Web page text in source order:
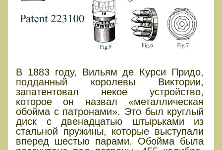
В 1883 году, Вильям де Курси Придо,
подданный королевы Виктории,
запатентовал некое устройство,
которое он назвал «металлическая
обойма с патронами». Это был круглый
диск с двенадцатью штырьками из
стальной пружины, которые выступали
вперед шестью парами. Обойма была